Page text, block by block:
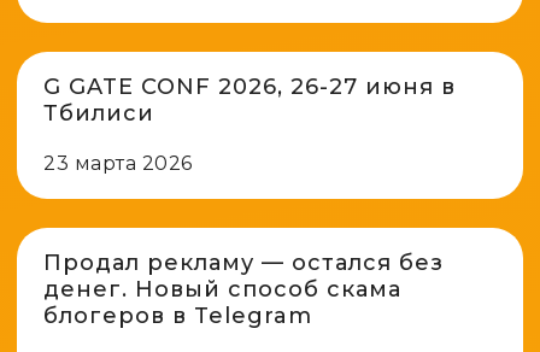
G GATE CONF 2026, 26-27 июня в
Тбилиси
23 марта 2026
Продал рекламу — остался без
денег. Новый способ скама
блогеров в Telegram